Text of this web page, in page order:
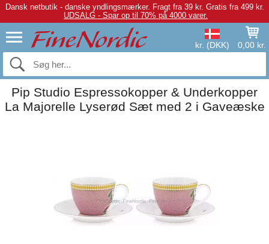
Dansk netbutik - danske yndlingsmærker. Fragt fra 39 kr. Gratis fra 499 kr.
UDSALG - Spar op til 70% på 4000 varer.
kr. (DKK) 0,00 kr.
Pip Studio Espressokopper & Underkopper
La Majorelle Lyserød Sæt med 2 i Gaveæske